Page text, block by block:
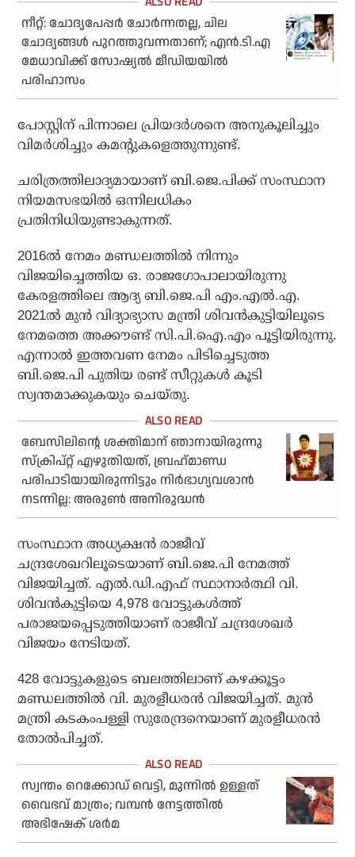
നീറ്റ്: ചോദ്യപേപ്പര്‍ ചോര്‍ന്നതല്ല, ചില
ചോദ്യങ്ങള്‍ പുറത്തുവന്നതാണ്; എന്‍.ടി.എ
മേധാവിക്ക് സോഷ്യല്‍ മീഡിയയില്‍
പരിഹാസം
പോസ്റ്റിന് പിന്നാലെ പ്രിയദര്‍ശനെ അനുകൂലിച്ചും
വിമര്‍ശിച്ചും കമന്റുകളെത്തുന്നുണ്ട്.
ചരിത്രത്തിലാദ്യമായാണ് ബി.ജെ.പിക്ക് സംസ്ഥാന
നിയമസഭയില്‍ ഒന്നിലധികം
പ്രതിനിധിയുണ്ടാകുന്നത്.
2016ല്‍ നേമം മണ്ഡലത്തില്‍ നിന്നും
വിജയിച്ചെത്തിയ ഒ. രാജഗോപാലായിരുന്നു
കേരളത്തിലെ ആദ്യ ബി.ജെ.പി എം.എല്‍.എ.
2021ല്‍ മുന്‍ വിദ്യാഭ്യാസ മന്ത്രി ശിവന്‍കുട്ടിയിലൂടെ
നേമത്തെ അക്കൗണ്ട് സി.പി.ഐ.എം പൂട്ടിയിരുന്നു.
എന്നാല്‍ ഇത്തവണ നേമം പിടിച്ചെടുത്ത
ബി.ജെ.പി പുതിയ രണ്ട് സീറ്റുകള്‍ കൂടി
സ്വന്തമാക്കുകയും ചെയ്തു.
ബേസിലിന്റെ ശക്തിമാന് ഞാനായിരുന്നു
സ്‌ക്രിപ്റ്റ് എഴുതിയത്, ബ്രഹ്‌മാണ്ഡ
പരിപാടിയായിരുന്നിട്ടും നിര്‍ഭാഗ്യവശാന്‍
നടന്നില്ല: അരുണ്‍ അനിരുദ്ധന്‍
സംസ്ഥാന അധ്യക്ഷന്‍ രാജീവ്
ചന്ദ്രശേഖറിലൂടെയാണ് ബി.ജെ.പി നേമത്ത്
വിജയിച്ചത്. എല്‍.ഡി.എഫ് സ്ഥാനാര്‍ത്ഥി വി.
ശിവന്‍കുട്ടിയെ 4,978 വോട്ടുകള്‍ത്ത്
പരാജയപ്പെടുത്തിയാണ് രാജീവ് ചന്ദ്രശേഖര്‍
വിജയം നേടിയത്.
428 വോട്ടുകളുടെ ബലത്തിലാണ് കഴക്കൂട്ടം
മണ്ഡലത്തില്‍ വി. മുരളീധരന്‍ വിജയിച്ചത്. മുന്‍
മന്ത്രി കടകംപള്ളി സുരേന്ദ്രനെയാണ് മുരളീധരന്‍
തോല്‍പിച്ചത്.
സ്വന്തം റെക്കോഡ് വെട്ടി, മുന്നില്‍ ഉള്ളത്
വൈഭവ് മാത്രം; വമ്പന്‍ നേട്ടത്തില്‍
അഭിഷേക് ശര്‍മ